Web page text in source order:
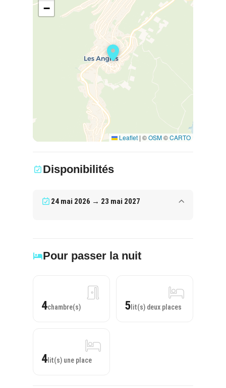
−
Leaflet | ©OSM©CARTO
Disponibilités
24 mai 2026 → 23 mai 2027
Pour passer la nuit
4chambre(s) 5lit(s) deux places
4lit(s) une place